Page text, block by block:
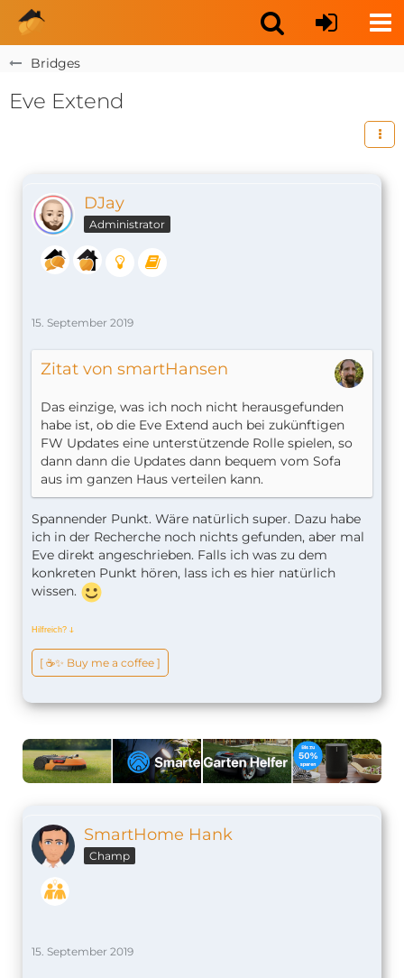
Bridges
Eve Extend
DJay
Administrator
15. September 2019
Zitat von smartHansen
Das einzige, was ich noch nicht herausgefunden
habe ist, ob die Eve Extend auch bei zukünftigen
FW Updates eine unterstützende Rolle spielen, so
dann dann die Updates dann bequem vom Sofa
aus im ganzen Haus verteilen kann.
Spannender Punkt. Wäre natürlich super. Dazu habe
ich in der Recherche noch nichts gefunden, aber mal
Eve direkt angeschrieben. Falls ich was zu dem
konkreten Punkt hören, lass ich es hier natürlich
wissen.
Hilfreich? ↆ
[ ☕️✨ Buy me a coffee ]
SmartHome Hank
Champ
15. September 2019